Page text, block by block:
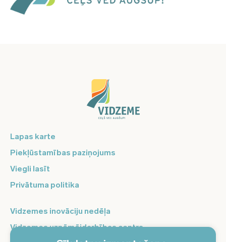
Lapas karte
Piekļūstamības paziņojums
Viegli lasīt
Privātuma politika
Vidzemes inovāciju nedēļa
Vidzemes uzņēmējdarbības centrs